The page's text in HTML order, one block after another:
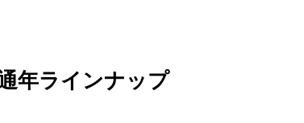
年ラインナップ